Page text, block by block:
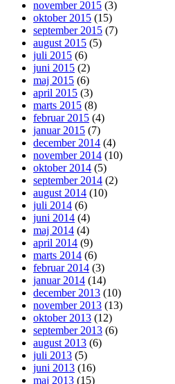
november 2015 (3)
oktober 2015 (15)
september 2015 (7)
august 2015 (5)
juli 2015 (6)
juni 2015 (2)
maj 2015 (6)
april 2015 (3)
marts 2015 (8)
februar 2015 (4)
januar 2015 (7)
december 2014 (4)
november 2014 (10)
oktober 2014 (5)
september 2014 (2)
august 2014 (10)
juli 2014 (6)
juni 2014 (4)
maj 2014 (4)
april 2014 (9)
marts 2014 (6)
februar 2014 (3)
januar 2014 (14)
december 2013 (10)
november 2013 (13)
oktober 2013 (12)
september 2013 (6)
august 2013 (6)
juli 2013 (5)
juni 2013 (16)
maj 2013 (15)